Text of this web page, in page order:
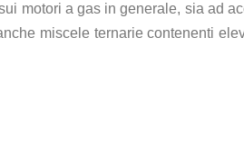
motori a gas in generale, sia ad
miscele ternarie contenenti